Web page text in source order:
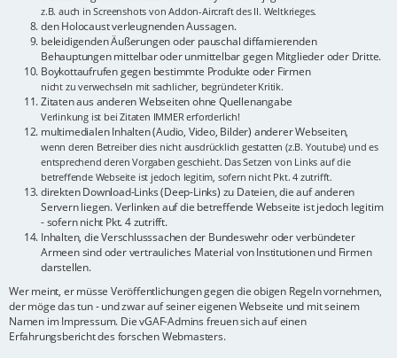
z.B. auch in Screenshots von Addon-Aircraft des II. Weltkrieges.
den Holocaust verleugnenden Aussagen.
beleidigenden Äußerungen oder pauschal diffamierenden
Behauptungen mittelbar oder unmittelbar gegen Mitglieder oder Dritte.
Boykottaufrufen gegen bestimmte Produkte oder Firmen
nicht zu verwechseln mit sachlicher, begründeter Kritik.
Zitaten aus anderen Webseiten ohne Quellenangabe
Verlinkung ist bei Zitaten IMMER erforderlich!
multimedialen Inhalten (Audio, Video, Bilder) anderer Webseiten,
wenn deren Betreiber dies nicht ausdrücklich gestatten (z.B. Youtube) und es
entsprechend deren Vorgaben geschieht. Das Setzen von Links auf die
betreffende Webseite ist jedoch legitim, sofern nicht Pkt. 4 zutrifft.
direkten Download-Links (Deep-Links) zu Dateien, die auf anderen
Servern liegen. Verlinken auf die betreffende Webseite ist jedoch legitim
- sofern nicht Pkt. 4 zutrifft.
Inhalten, die Verschlusssachen der Bundeswehr oder verbündeter
Armeen sind oder vertrauliches Material von Institutionen und Firmen
darstellen.
Wer meint, er müsse Veröffentlichungen gegen die obigen Regeln vornehmen,
der möge das tun - und zwar auf seiner eigenen Webseite und mit seinem
Namen im Impressum. Die vGAF-Admins freuen sich auf einen
Erfahrungsbericht des forschen Webmasters.